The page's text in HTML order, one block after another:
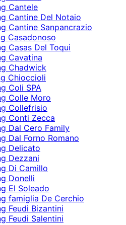
Cantele
Cantine Del Notaio
Cantine Sanpancrazio
Casadonoso
Casas Del Toqui
Cavatina
Chadwick
Chioccioli
Coli SPA
Colle Moro
Collefrisio
Conti Zecca
Dal Cero Family
Dal Forno Romano
Delicato
Dezzani
Di Camillo
Donelli
El Soleado
famiglia De Cerchio
Feudi Bizantini
Feudi Salentini